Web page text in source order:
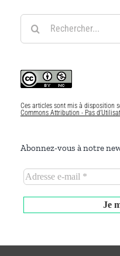
Rechercher:
Ces articles sont mis à disposition
Commons Attribution - Pas
Abonnez-vous à notre